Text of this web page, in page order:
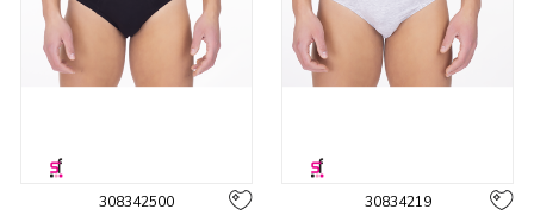
308342500 30834219